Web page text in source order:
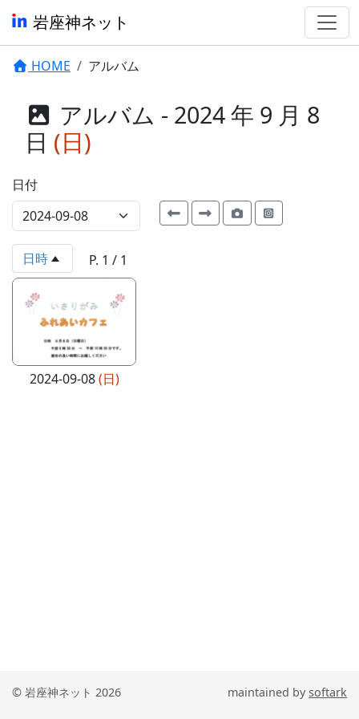
岩座神ネット
HOME アルバム
アルバム - 2024 年 9 月 8
日 (日)
日付
日時 P. 1 / 1
2024-09-08(日)
© 岩座神ネット 2026 maintained bysoftark